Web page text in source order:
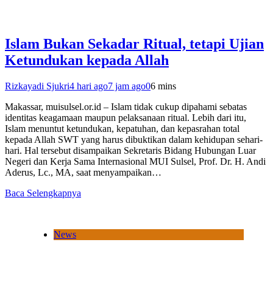
Islam Bukan Sekadar Ritual, tetapi Ujian
Ketundukan kepada Allah
Rizkayadi Sjukri4 hari ago7 jam ago06 mins
Makassar, muisulsel.or.id – Islam tidak cukup dipahami sebatas
identitas keagamaan maupun pelaksanaan ritual. Lebih dari itu,
Islam menuntut ketundukan, kepatuhan, dan kepasrahan total
kepada Allah SWT yang harus dibuktikan dalam kehidupan sehari-
hari. Hal tersebut disampaikan Sekretaris Bidang Hubungan Luar
Negeri dan Kerja Sama Internasional MUI Sulsel, Prof. Dr. H. Andi
Aderus, Lc., MA, saat menyampaikan…
Baca Selengkapnya
News